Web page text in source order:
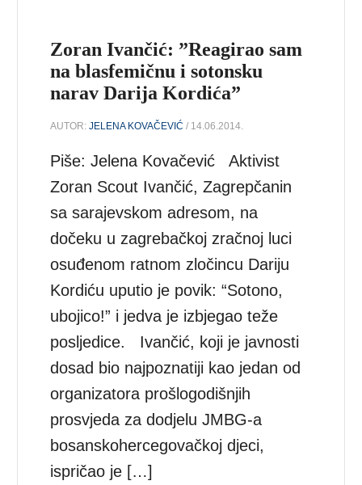
Zoran Ivančić: ”Reagirao sam
na blasfemičnu i sotonsku
narav Darija Kordića”
AUTOR:JELENA KOVAČEVIĆ / 14.06.2014.
Piše: Jelena Kovačević Aktivist
Zoran Scout Ivančić, Zagrepčanin
sa sarajevskom adresom, na
dočeku u zagrebačkoj zračnoj luci
osuđenom ratnom zločincu Dariju
Kordiću uputio je povik: “Sotono,
ubojico!” i jedva je izbjegao teže
posljedice. Ivančić, koji je javnosti
dosad bio najpoznatiji kao jedan od
organizatora prošlogodišnjih
prosvjeda za dodjelu JMBG-a
bosanskohercegovačkoj djeci,
ispričao je […]